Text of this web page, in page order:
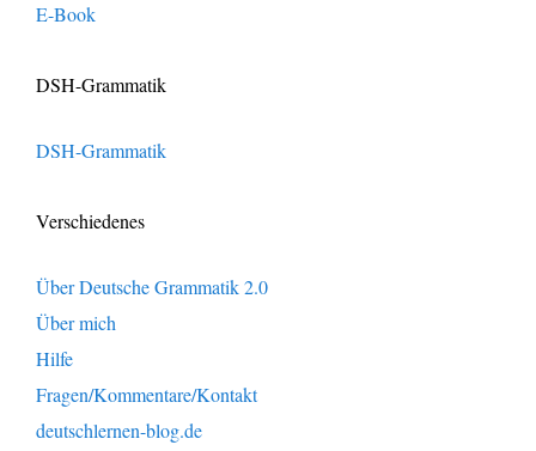
E-Book
DSH-Grammatik
DSH-Grammatik
Verschiedenes
Über Deutsche Grammatik 2.0
Über mich
Hilfe
Fragen/Kommentare/Kontakt
deutschlernen-blog.de